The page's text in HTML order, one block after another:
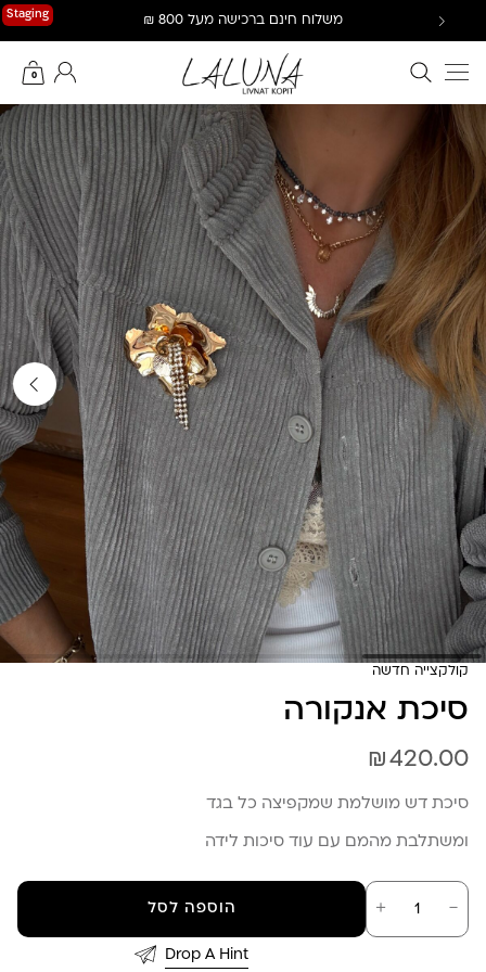
Staging משלוח חינם ברכישה מעל 800 ₪
חיפוש באתר
0
החשבון שלי
קולקצייה חדשה
סיכת אנקורה
₪420.00
סיכת דש מושלמת שמקפיצה כל בגד
ומשתלבת מהמם עם עוד סיכות לידה
－
כמות
של
סיכת
＋ הוספה לסל
Drop A Hint